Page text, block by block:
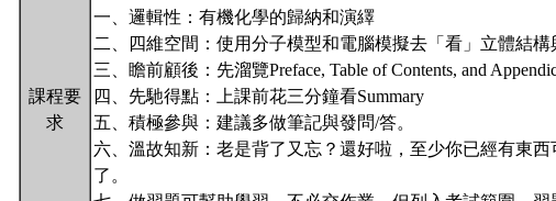
課程要
求
一、邏輯性：有機化學的歸納和演繹
二、四維空間：使用分子模型和電腦模擬去「看」立體結構
三、瞻前顧後：先溜覽Preface, Table of Contents, and
四、先馳得點：上課前花三分鐘看Summary
五、積極參與：建議多做筆記與發問/答。
六、溫故知新：老是背了又忘？還好啦，至少你已經有東
了。